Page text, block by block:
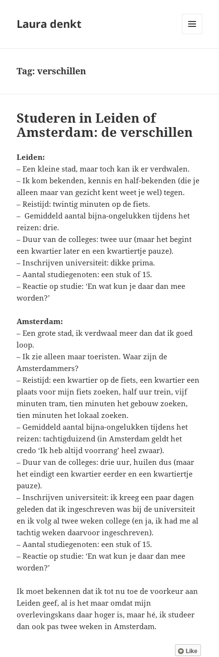
Laura denkt
Tag:verschillen
Studeren in Leiden of
Amsterdam: de verschillen
Leiden:
– Een kleine stad, maar toch kan ik er verdwalen.
– Ik kom bekenden, kennis en half-bekenden (die je
alleen maar van gezicht kent weet je wel) tegen.
– Reistijd: twintig minuten op de fiets.
– Gemiddeld aantal bijna-ongelukken tijdens het
reizen: drie.
– Duur van de colleges: twee uur (maar het begint
een kwartier later en een kwartiertje pauze).
– Inschrijven universiteit: dikke prima.
– Aantal studiegenoten: een stuk of 15.
– Reactie op studie: ‘En wat kun je daar dan mee
worden?’
Amsterdam:
– Een grote stad, ik verdwaal meer dan dat ik goed
loop.
– Ik zie alleen maar toeristen. Waar zijn de
Amsterdammers?
– Reistijd: een kwartier op de fiets, een kwartier een
plaats voor mijn fiets zoeken, half uur trein, vijf
minuten tram, tien minuten het gebouw zoeken,
tien minuten het lokaal zoeken.
– Gemiddeld aantal bijna-ongelukken tijdens het
reizen: tachtigduizend (in Amsterdam geldt het
credo ‘Ik heb altijd voorrang’ heel zwaar).
– Duur van de colleges: drie uur, huilen dus (maar
het eindigt een kwartier eerder en een kwartiertje
pauze).
– Inschrijven universiteit: ik kreeg een paar dagen
geleden dat ik ingeschreven was bij de universiteit
en ik volg al twee weken college (en ja, ik had me al
tachtig weken daarvoor ingeschreven).
– Aantal studiegenoten: een stuk of 15.
– Reactie op studie: ‘En wat kun je daar dan mee
worden?’
Ik moet bekennen dat ik tot nu toe de voorkeur aan
Leiden geef, al is het maar omdat mijn
overlevingskans daar hoger is, maar hé, ik studeer
dan ook pas twee weken in Amsterdam.
Like